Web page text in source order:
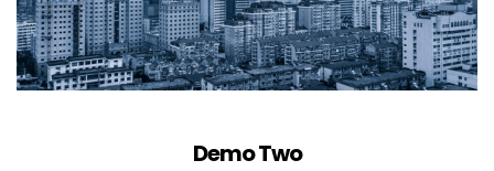
Demo Two